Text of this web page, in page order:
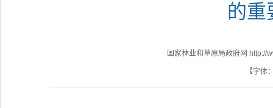
的重
国家林业和草原局政府网 http://
【字体